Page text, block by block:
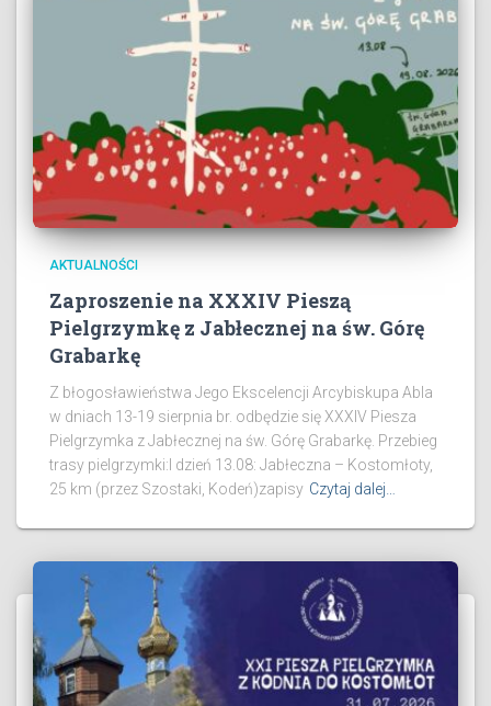
AKTUALNOŚCI
Zaproszenie na XXXIV Pieszą
Pielgrzymkę z Jabłecznej na św. Górę
Grabarkę
Z błogosławieństwa Jego Ekscelencji Arcybiskupa Abla
w dniach 13-19 sierpnia br. odbędzie się XXXIV Piesza
Pielgrzymka z Jabłecznej na św. Górę Grabarkę. Przebieg
trasy pielgrzymki:I dzień 13.08: Jabłeczna – Kostomłoty,
25 km (przez Szostaki, Kodeń)zapisy Czytaj dalej…